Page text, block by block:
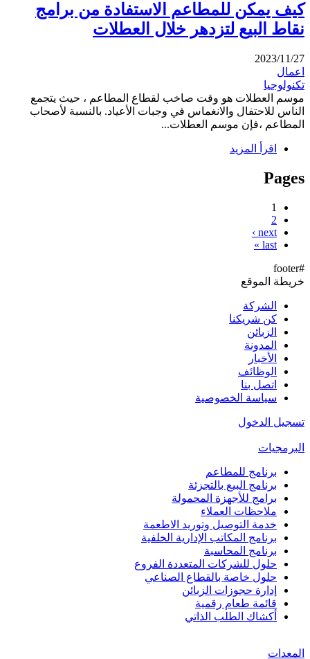
كيف يمكن للمطاعم الاستفادة من برامج
نقاط البيع لتزدهر خلال العطلات
2023/11/27
اعمال
تكنولوجيا
موسم العطلات هو وقت صاخب لقطاع المطاعم ، حيث يتجمع
الناس للاحتفال والانغماس في وجبات الأعياد. بالنسبة لأصحاب
المطاعم ،فإن موسم العطلات...
اقرأ المزيد
Pages
1
2
next ›
last »
#footer
خريطة الموقع
الشركة
كن شريكنا
الزبائن
المدونة
الأخبار
الوظائف
اتصل بنا
سياسة الخصوصية
تسجيل الدخول
البرمجيات
برنامج للمطاعم
برنامج البيع بالتجزئة
برامج للأجهزة المحمولة
ملاحظات العملاء
خدمة التوصيل وتوريد الاطعمة
برنامج المكاتب الإدارية الخلفية
برنامج المحاسبة
حلول للشركات المتعددة الفروع
حلول خاصة بالقطاع الصناعي
إدارة حجوزات الزبائن
قائمة طعام رقمية
أكشاك الطلب الذاتي
المعدات